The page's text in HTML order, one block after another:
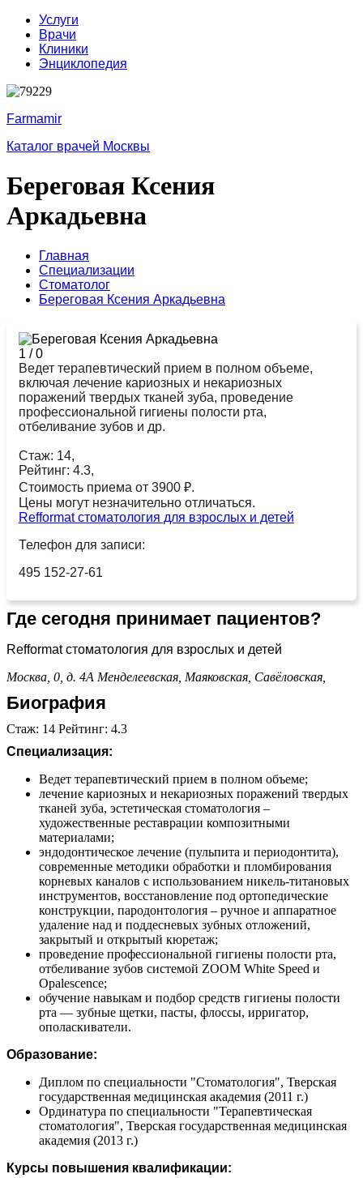
Услуги
Врачи
Клиники
Энциклопедия
Farmamir
Каталог врачей Москвы
Береговая Ксения
Аркадьевна
Главная
Специализации
Стоматолог
Береговая Ксения Аркадьевна
1 /0
Ведет терапевтический прием в полном объеме,
включая лечение кариозных и некариозных
поражений твердых тканей зуба, проведение
профессиональной гигиены полости рта,
отбеливание зубов и др.
Стаж: 14,
Рейтинг: 4.3,
Стоимость приема от 3900 ₽.
Цены могут незначительно отличаться.
Refformat стоматология для взрослых и детей
Телефон для записи:
495 152-27-61
Где сегодня принимает пациентов?
Refformat стоматология для взрослых и детей
Москва, 0, д. 4А Менделеевская, Маяковская, Савёловская,
Биография
Стаж: 14 Рейтинг: 4.3
Специализация:
Ведет терапевтический прием в полном объеме;
лечение кариозных и некариозных поражений твердых
тканей зуба, эстетическая стоматология –
художественные реставрации композитными
материалами;
эндодонтическое лечение (пульпита и периодонтита),
современные методики обработки и пломбирования
корневых каналов с использованием никель-титановых
инструментов, восстановление под ортопедические
конструкции, пародонтология – ручное и аппаратное
удаление над и поддесневых зубных отложений,
закрытый и открытый кюретаж;
проведение профессиональной гигиены полости рта,
отбеливание зубов системой ZOOM White Speed и
Opalescence;
обучение навыкам и подбор средств гигиены полости
рта — зубные щетки, пасты, флоссы, ирригатор,
ополаскиватели.
Образование:
Диплом по специальности "Стоматология", Тверская
государственная медицинская академия (2011 г.)
Ординатура по специальности "Терапевтическая
стоматология", Тверская государственная медицинская
академия (2013 г.)
Курсы повышения квалификации: